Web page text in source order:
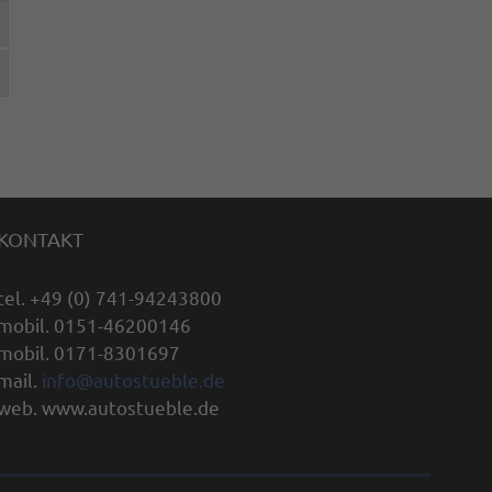
+49 (0) 741-94243800
0151-46200146
0171-8301697
info@autostueble.de
www.autostueble.de